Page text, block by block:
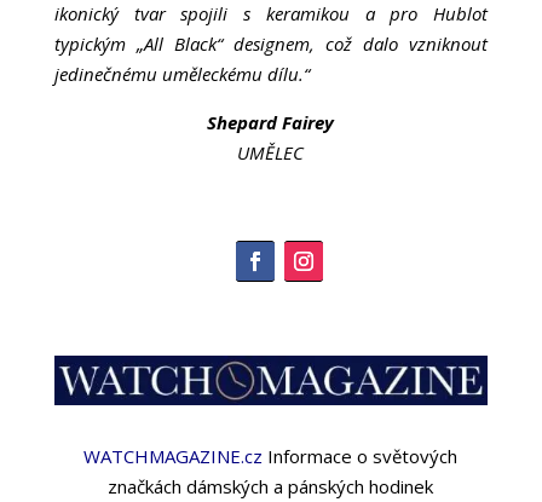
ikonický tvar spojili s keramikou a pro Hublot
typickým „All Black“ designem, což dalo vzniknout
jedinečnému uměleckému dílu.“
Shepard Fairey
UMĚLEC
WATCHMAGAZINE.cz Informace o světových
značkách dámských a pánských hodinek